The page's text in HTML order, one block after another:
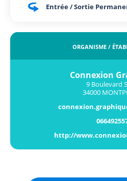
Entrée / Sortie
ORGANISME /
Connexion
9 Boulevard
34000
http://